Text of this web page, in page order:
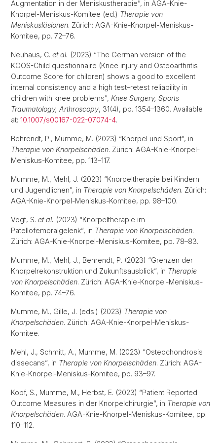
Augmentation in der Meniskustherapie”, in AGA-Knie-
Knorpel-Meniskus-Komitee (ed.) Therapie von
Meniskusläsionen. Zürich: AGA-Knie-Knorpel-Meniskus-
Komitee, pp. 72–76.
Neuhaus, C. et al. (2023) “The German version of the
KOOS-Child questionnaire (Knee injury and Osteoarthritis
Outcome Score for children) shows a good to excellent
internal consistency and a high test–retest reliability in
children with knee problems”, Knee Surgery, Sports
Traumatology, Arthroscopy, 31(4), pp. 1354–1360. Available
at: 10.1007/s00167-022-07074-4.
Behrendt, P., Mumme, M. (2023) “Knorpel und Sport”, in
Therapie von Knorpelschäden. Zürich: AGA-Knie-Knorpel-
Meniskus-Komitee, pp. 113–117.
Mumme, M., Mehl, J. (2023) “Knorpeltherapie bei Kindern
und Jugendlichen”, in Therapie von Knorpelschäden. Zürich:
AGA-Knie-Knorpel-Meniskus-Komitee, pp. 98–100.
Vogt, S. et al. (2023) “Knorpeltherapie im
Patellofemoralgelenk”, in Therapie von Knorpelschäden.
Zürich: AGA-Knie-Knorpel-Meniskus-Komitee, pp. 78–83.
Mumme, M., Mehl, J., Behrendt, P. (2023) “Grenzen der
Knorpelrekonstruktion und Zukunftsausblick”, in Therapie
von Knorpelschäden. Zürich: AGA-Knie-Knorpel-Meniskus-
Komitee, pp. 74–76.
Mumme, M., Gille, J. (eds.) (2023) Therapie von
Knorpelschäden. Zürich: AGA-Knie-Knorpel-Meniskus-
Komitee.
Mehl, J., Schmitt, A., Mumme, M. (2023) “Osteochondrosis
dissecans”, in Therapie von Knorpelschäden. Zürich: AGA-
Knie-Knorpel-Meniskus-Komitee, pp. 93–97.
Kopf, S., Mumme, M., Herbst, E. (2023) “Patient Reported
Outcome Measures in der Knorpelchirurgie”, in Therapie von
Knorpelschäden. AGA-Knie-Knorpel-Meniskus-Komitee, pp.
110–112.